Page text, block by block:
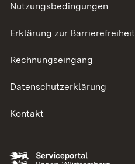
Nutzungsbedingungen
Erklärung zur Barrierefreiheit
Rechnungseingang
Datenschutzerklärung
Kontakt